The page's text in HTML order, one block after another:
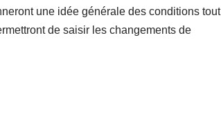
une idée générale des conditions tout
de saisir les changements de